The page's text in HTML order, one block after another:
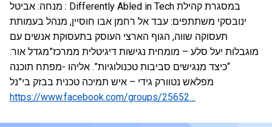
במסגרת קהילת Differently Abled in Tech : מנחה: אביטל
ינובסקי משתתפים: עבד אל רחמן אבו חוסיין, מנהל בעמותת
תעסוקה שווה, הגוף הארצי העוסק בתעסוקת אנשים עם
מוגבלות יעל סלע – מומחית נגישות דיגיטלית ממרכז”מגדל אור:
“כיצד מנגישים סביבות טכנולוגיות”. אליהו -מפתח תוכנה
מפלאש נטוורק גידי – איש תמיכה טכנית בבזק בי”נל
https://www.facebook.com/groups/25652…